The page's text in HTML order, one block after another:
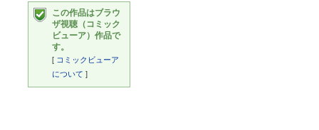
この作品はブラウ
ザ視聴（コミック
ビューア）作品で
す。
[ コミックビューア
について ]